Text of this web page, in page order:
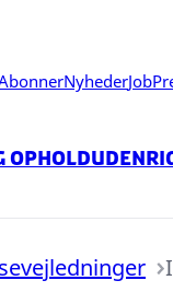
NyhederJob
ophold